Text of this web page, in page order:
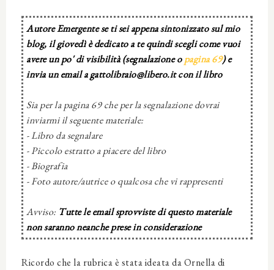
Autore Emergente se ti sei appena sintonizzato sul mio
blog, il giovedì è dedicato a te quindi scegli come vuoi
avere un po' di visibilità (segnalazione opagina 69) e
invia un email a gattolibraio@libero.it con il libro
Sia per la pagina 69 che per la segnalazione dovrai
inviarmi il seguente materiale:
- Libro da segnalare
- Piccolo estratto a piacere del libro
- Biografia
- Foto autore/autrice o qualcosa che vi rappresenti
Avviso: Tutte le email sprovviste di questo materiale
non saranno neanche prese in considerazione
Ricordo che la rubrica è stata ideata da Ornella di